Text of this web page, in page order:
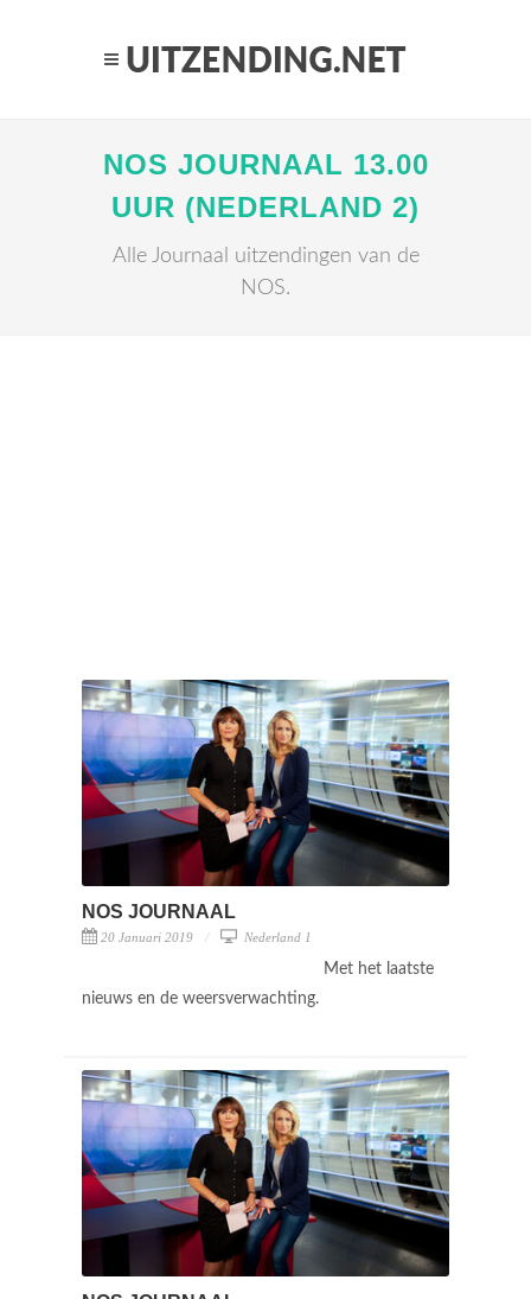
NOS JOURNAAL 13.00
UUR (NEDERLAND 2)
Alle Journaal uitzendingen van de
NOS.
NOS JOURNAAL
20 Januari 2019 Nederland 1
Met het laatste
nieuws en de weersverwachting.